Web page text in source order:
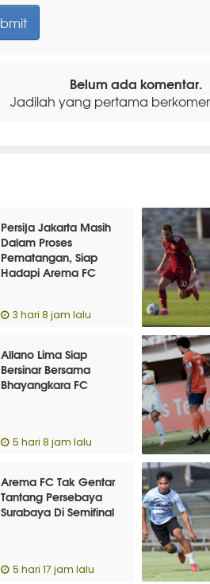
Belum ada komentar.
Jadilah yang pertama
Persija Jakarta Masih
Dalam Proses
Pematangan, Siap
Hadapi Arema FC
3 hari 8 jam lalu
Allano Lima Siap
Bersinar Bersama
Bhayangkara FC
5 hari 8 jam lalu
Arema FC Tak Gentar
Tantang Persebaya
Surabaya Di Semifinal
5 hari 17 jam lalu